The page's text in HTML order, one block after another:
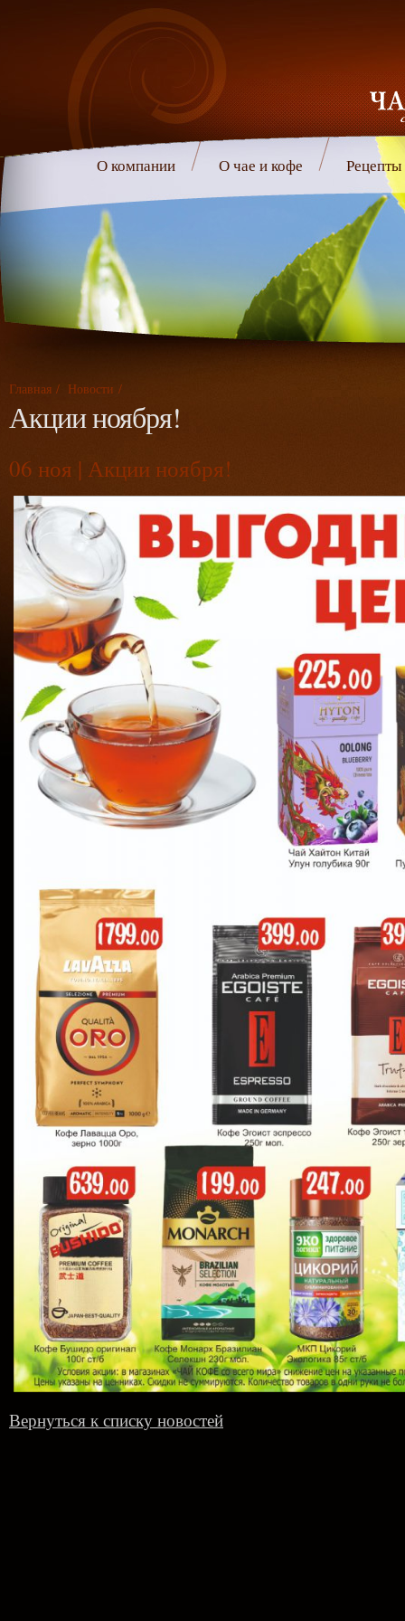
О компании О чае и кофе Рецепты
Главная / Новости /
Акции ноября!
06 ноя | Акции ноября!
Вернуться к списку новостей